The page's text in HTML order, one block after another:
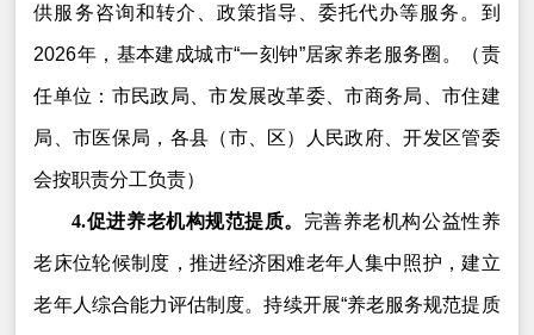
供服务咨询和转介、政策指导、委托代办等服务。到
2026年，基本建成城市“一刻钟”居家养老服务圈。（责
任单位：市民政局、市发展改革委、市商务局、市住建
局、市医保局，各县（市、区）人民政府、开发区管委
会按职责分工负责）
4.促进养老机构规范提质。 完善养老机构公益性养
老床位轮候制度，推进经济困难老年人集中照护，建立
老年人综合能力评估制度。持续开展“养老服务规范提质